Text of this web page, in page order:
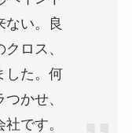
ない。良
ロス、
した。何
かせ、
です。